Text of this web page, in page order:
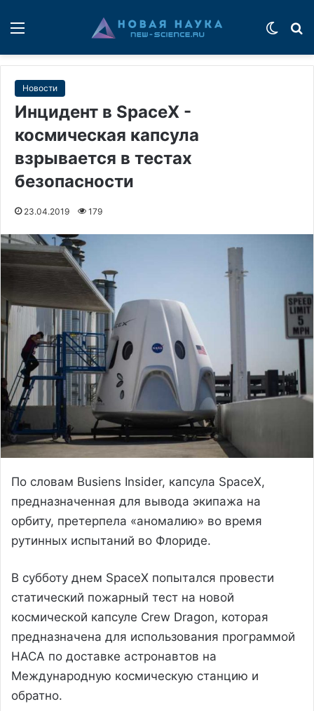
Новости
Инцидент в SpaceX -
космическая капсула
взрывается в тестах
безопасности
23.04.2019 179
По словам Busiens Insider, капсула SpaceX,
предназначенная для вывода экипажа на
орбиту, претерпела «аномалию» во время
рутинных испытаний во Флориде.
В субботу днем ​​SpaceX попытался провести
статический пожарный тест на новой
космической капсуле Crew Dragon, которая
предназначена для использования программой
НАСА по доставке астронавтов на
Международную космическую станцию ​​и
обратно.